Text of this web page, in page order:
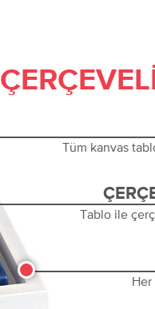
Tüm kanvas
Tablo ile
Her